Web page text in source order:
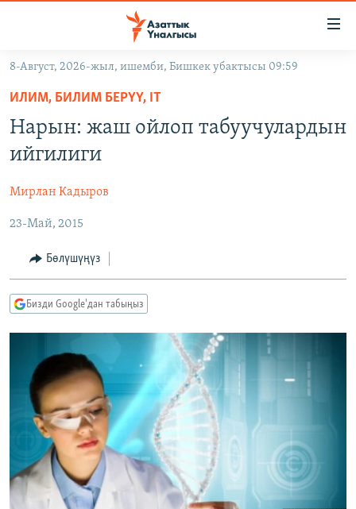
Навигацияга
өтүңүз
Издөөгө
салыңызКЫРГЫЗСТАН
ЭКОНОМИКА
МАДАНИЯТ
ДҮЙНӨ
БОРБОР АЗИЯ
АТАЙЫН ИЛИКТӨӨ
ТВ ПРОГРАММАЛАР
БҮГҮН АЗАТТЫКТА
БИЗ ЖАНА ДҮЙНӨ
ЭЖЕ-СИҢДИЛЕР
АЗАТТЫК+
ЫҢГАЙСЫЗ СУРООЛОР
ПОДКАСТ
ӨЗГӨЧӨ ПИКИР
ОНЛАЙН ШЕРИНЕ
ЭЕ/АРнун бардык сайттары
8-Август, 2026-жыл, ишемби, Бишкек убактысы 09:59
ИЛИМ, БИЛИМ БЕРҮҮ, IT
Нарын: жаш ойлоп табуучулардын
ийгилиги
Мирлан Кадыров
23-Май, 2015
Бөлүшүңүз
Бизди Google'дан табыңыз